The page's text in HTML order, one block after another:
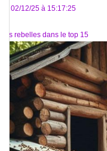
Le 02/12/25 à 15:17:25
Les rebelles dans le top 15